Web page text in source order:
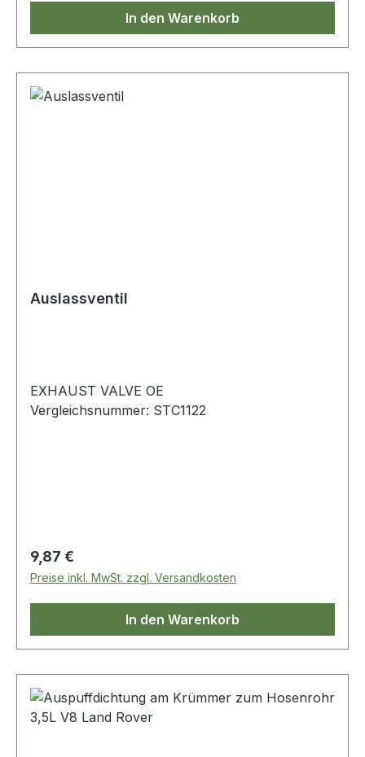
In den Warenkorb
Auslassventil
EXHAUST VALVE OE
Vergleichsnummer: STC1122
Regulärer Preis:
9,87 €
Preise inkl. MwSt. zzgl. Versandkosten
In den Warenkorb